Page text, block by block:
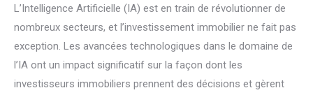
L’Intelligence Artificielle (IA) est en train de révolutionner de
nombreux secteurs, et l’investissement immobilier ne fait pas
exception. Les avancées technologiques dans le domaine de
l’IA ont un impact significatif sur la façon dont les
investisseurs immobiliers prennent des décisions et gèrent